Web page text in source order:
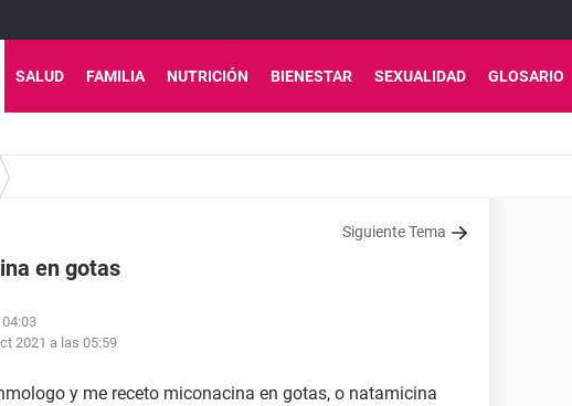
SALUD FAMILIA NUTRICIÓN BIENESTAR SEXUALIDAD GLOSARIO
Siguiente Tema
en gotas
2021 a las 05:59
y me receto miconacina en gotas, o natamicina